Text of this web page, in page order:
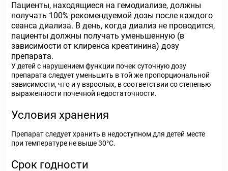
Пациенты, находящиеся на гемодиализе, должны
получать 100% рекомендуемой дозы после каждого
сеанса диализа. В день, когда диализ не проводится,
пациенты должны получать уменьшенную (в
зависимости от клиренса креатинина) дозу
препарата.
У детей с нарушением функции почек суточную дозу
препарата следует уменьшить в той же пропорциональной
зависимости, что и у взрослых, в соответствии со степенью
выраженности почечной недостаточности.
Условия хранения
Препарат следует хранить в недоступном для детей месте
при температуре не выше 30°С.
Срок годности